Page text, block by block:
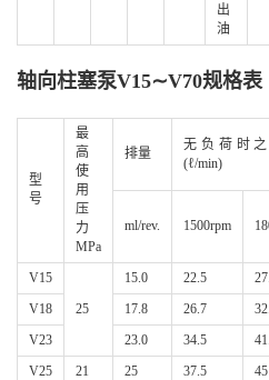
出
油
轴向柱塞泵V15∼V70规格表
型
号
最
高
使
用
压
力
MPa
排量
无负荷时
(ℓ/min)
ml/rev. 1500rpm
V15
25
15.0 22.5
V18
17.8 26.7
V23
23.0 34.5
V25
21 25 37.5 45